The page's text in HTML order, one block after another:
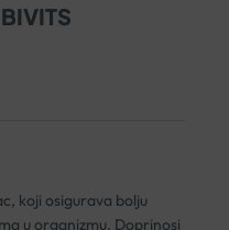
koji osigurava bolju
u organizmu. Doprinosi